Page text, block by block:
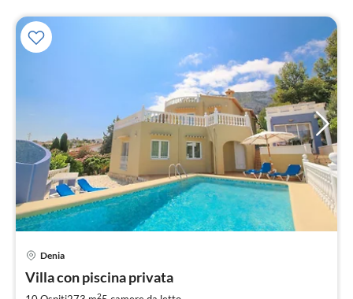
Denia
Villa con piscina privata
2